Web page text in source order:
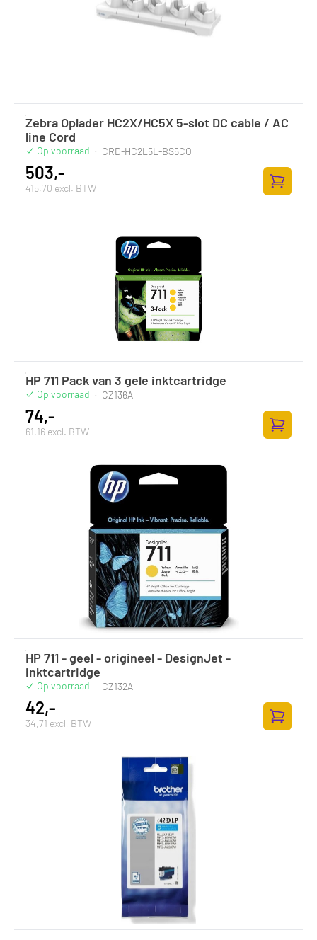
Zebra Oplader HC2X/HC5X 5-slot DC cable / AC
line Cord
Op voorraad · CRD-HC2L5L-BS5CO
503,-
415,70 excl. BTW
Zum
HP 711 Pack van 3 gele inktcartridge
Op voorraad · CZ136A
74,-
61,16 excl. BTW
Zum
HP 711 - geel - origineel - DesignJet -
inktcartridge
Op voorraad · CZ132A
42,-
34,71 excl. BTW
Zum